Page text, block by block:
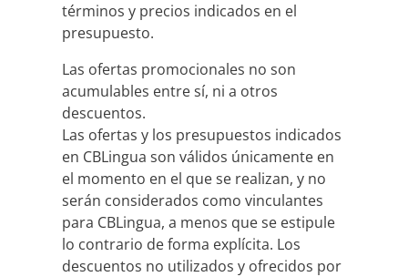
términos y precios indicados en el
presupuesto.
Las ofertas promocionales no son
acumulables entre sí, ni a otros
descuentos.
Las ofertas y los presupuestos indicados
en CBLingua son válidos únicamente en
el momento en el que se realizan, y no
serán considerados como vinculantes
para CBLingua, a menos que se estipule
lo contrario de forma explícita. Los
descuentos no utilizados y ofrecidos por